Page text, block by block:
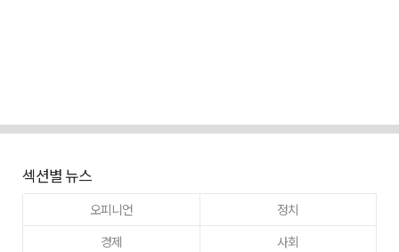
섹션별 뉴스
오피니언
정치
경제
사회